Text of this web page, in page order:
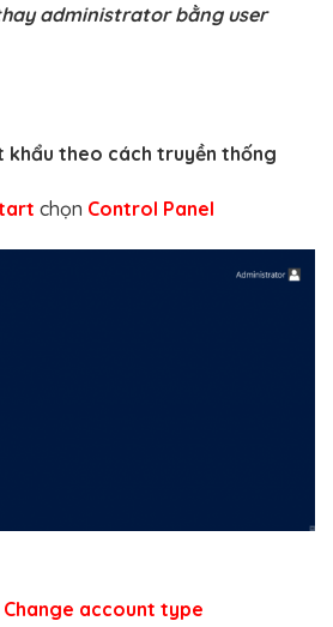
administrator bằng user
khẩu theo cách truyền thống
chọn Control Panel
Change account type